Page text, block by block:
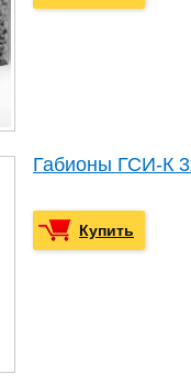
Габионы ГСИ-К
Купить